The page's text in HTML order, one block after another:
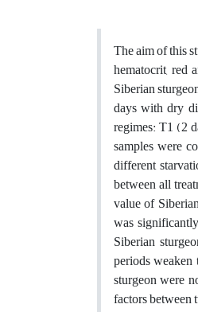
The aim of this
hematocrit, red
Siberian
days with dry
regimes: T1 (2
samples were
different
between all
value of
was
Siberian
periods
sturgeon were
factors between